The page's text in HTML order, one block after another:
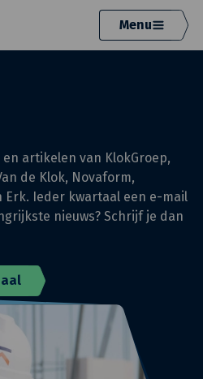
Menu
artikelen van KlokGroep,
de Klok, Novaform,
Erk. Ieder kwartaal een e-mail
nieuws? Schrijf je dan